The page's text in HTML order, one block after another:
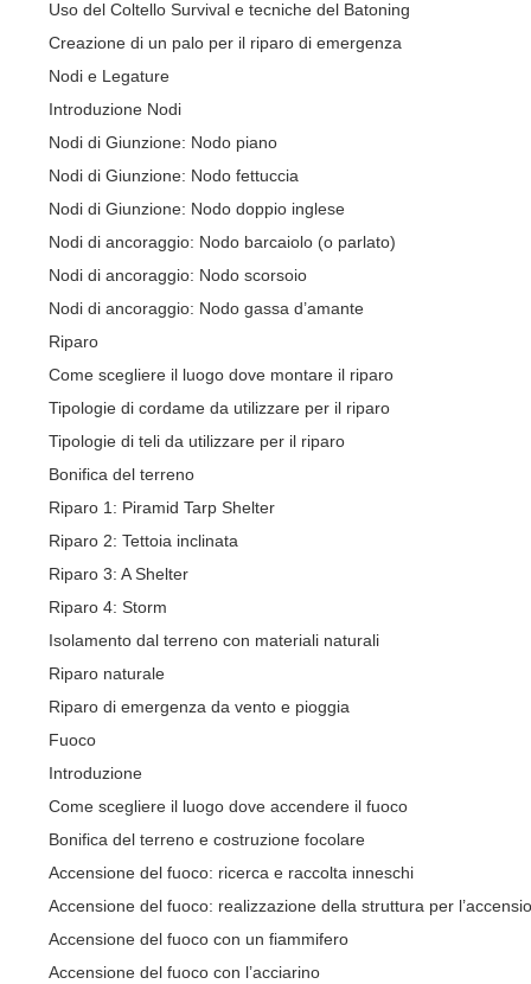
Uso del Coltello Survival e tecniche del Batoning
Creazione di un palo per il riparo di emergenza
Nodi e Legature
Introduzione Nodi
Nodi di Giunzione: Nodo piano
Nodi di Giunzione: Nodo fettuccia
Nodi di Giunzione: Nodo doppio inglese
Nodi di ancoraggio: Nodo barcaiolo (o parlato)
Nodi di ancoraggio: Nodo scorsoio
Nodi di ancoraggio: Nodo gassa d’amante
Riparo
Come scegliere il luogo dove montare il riparo
Tipologie di cordame da utilizzare per il riparo
Tipologie di teli da utilizzare per il riparo
Bonifica del terreno
Riparo 1: Piramid Tarp Shelter
Riparo 2: Tettoia inclinata
Riparo 3: A Shelter
Riparo 4: Storm
Isolamento dal terreno con materiali naturali
Riparo naturale
Riparo di emergenza da vento e pioggia
Fuoco
Introduzione
Come scegliere il luogo dove accendere il fuoco
Bonifica del terreno e costruzione focolare
Accensione del fuoco: ricerca e raccolta inneschi
Accensione del fuoco: realizzazione della struttura per
Accensione del fuoco con un fiammifero
Accensione del fuoco con l’acciarino